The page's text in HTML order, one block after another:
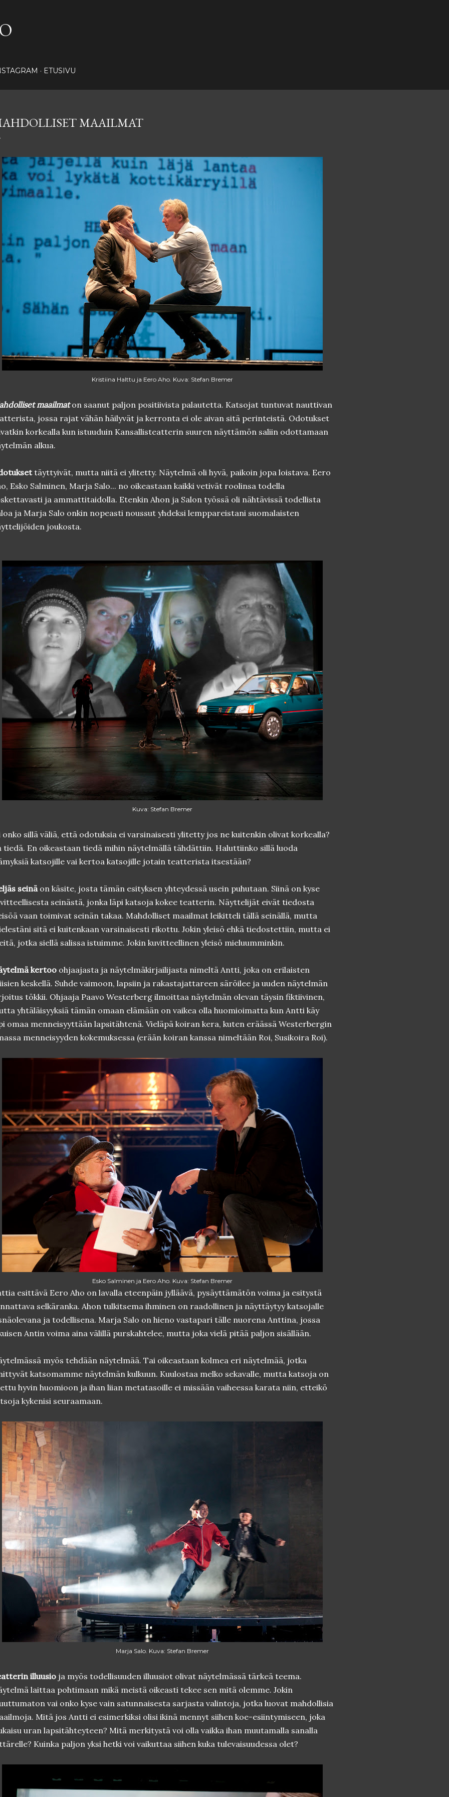
ETUSIVU
MAAILMAT
Kristiina Halttu ja Eero Aho. Kuva: Stefan Bremer
maailmaton saanut paljon positiivista palautetta. Katsojat tuntuvat nauttivan
jossa rajat vähän häilyvät ja kerronta ei ole aivan sitä perinteistä. Odotukset
korkealla kun istuuduin Kansallisteatterin suuren näyttämön saliin odottamaan
alkua.
täyttyivät, mutta niitä ei ylitetty. Näytelmä oli hyvä, paikoin jopa loistava. Eero
Esko Salminen, Marja Salo... no oikeastaan kaikki vetivät roolinsa todella
ja ammattitaidolla. Etenkin Ahon ja Salon työssä oli nähtävissä todellista
ja Marja Salo onkin nopeasti noussut yhdeksi lemppareistani suomalaisten
joukosta.
Kuva: Stefan Bremer
onko sillä väliä, että odotuksia ei varsinaisesti ylitetty jos ne kuitenkin olivat korkealla?
tiedä. En oikeastaan tiedä mihin näytelmällä tähdättiin. Haluttiinko sillä luoda
katsojille vai kertoa katsojille jotain teatterista itsestään?
seinäon käsite, josta tämän esityksen yhteydessä usein puhutaan. Siinä on kyse
seinästä, jonka läpi katsoja kokee teatterin. Näyttelijät eivät tiedosta
vaan toimivat seinän takaa. Mahdolliset maailmat leikitteli tällä seinällä, mutta
sitä ei kuitenkaan varsinaisesti rikottu. Jokin yleisö ehkä tiedostettiin, mutta ei
jotka siellä salissa istuimme. Jokin kuvitteellinen yleisö mieluumminkin.
kertoo ohjaajasta ja näytelmäkirjailijasta nimeltä Antti, joka on erilaisten
keskellä. Suhde vaimoon, lapsiin ja rakastajattareen säröilee ja uuden näytelmän
tökkii. Ohjaaja Paavo Westerberg ilmoittaa näytelmän olevan täysin fiktiivinen,
yhtäläisyyksiä tämän omaan elämään on vaikea olla huomioimatta kun Antti käy
omaa menneisyyttään lapsitähtenä. Vieläpä koiran kera, kuten eräässä Westerbergin
menneisyyden kokemuksessa (erään koiran kanssa nimeltään Roi, Susikoira Roi).
Esko Salminen ja Eero Aho. Kuva: Stefan Bremer
esittävä Eero Aho on lavalla eteenpäin jylläävä, pysäyttämätön voima ja esitystä
selkäranka. Ahon tulkitsema ihminen on raadollinen ja näyttäytyy katsojalle
ja todellisena. Marja Salo on hieno vastapari tälle nuorena Anttina, jossa
Antin voima aina välillä purskahtelee, mutta joka vielä pitää paljon sisällään.
myös tehdään näytelmää. Tai oikeastaan kolmea eri näytelmää, jotka
katsomamme näytelmän kulkuun. Kuulostaa melko sekavalle, mutta katsoja on
hyvin huomioon ja ihan liian metatasoille ei missään vaiheessa karata niin, etteikö
kykenisi seuraamaan.
Marja Salo. Kuva: Stefan Bremer
illuusio ja myös todellisuuden illuusiot olivat näytelmässä tärkeä teema.
laittaa pohtimaan mikä meistä oikeasti tekee sen mitä olemme. Jokin
vai onko kyse vain satunnaisesta sarjasta valintoja, jotka luovat mahdollisia
Mitä jos Antti ei esimerkiksi olisi ikinä mennyt siihen koe-esiintymiseen, joka
uran lapsitähteyteen? Mitä merkitystä voi olla vaikka ihan muutamalla sanalla
Kuinka paljon yksi hetki voi vaikuttaa siihen kuka tulevaisuudessa olet?